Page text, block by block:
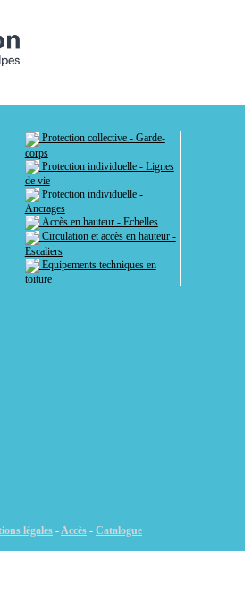
Protection collective - Garde-
corps
Protection individuelle - Lignes
de vie
Protection individuelle -
Ancrages
Accès en hauteur - Echelles
Circulation et accès en hauteur -
Escaliers
Equipements techniques en
toiture
légales -Accès - Catalogue